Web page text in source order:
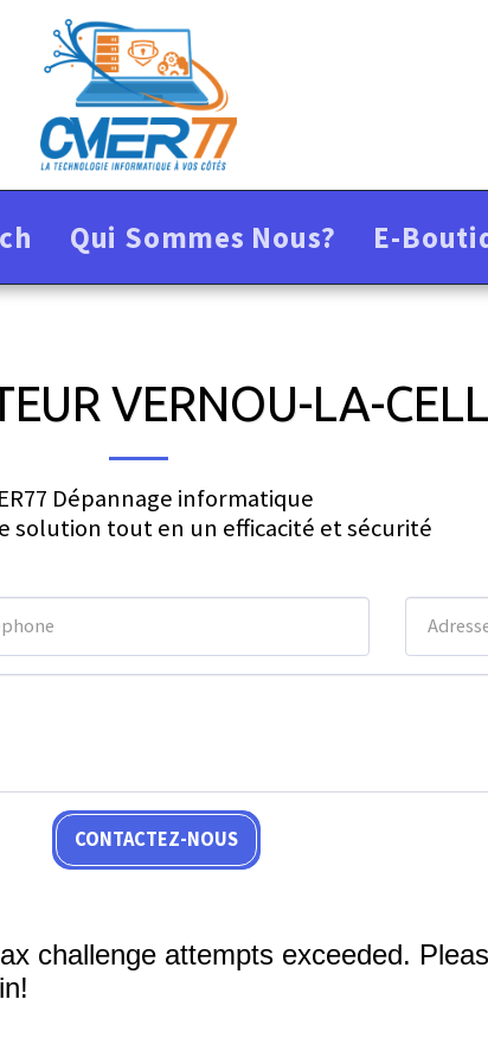
Qui Sommes Nous? E-
VERNOU-LA-
Dépannage informatique
solution tout en un efficacité et sécurité
CONTACTEZ-NOUS